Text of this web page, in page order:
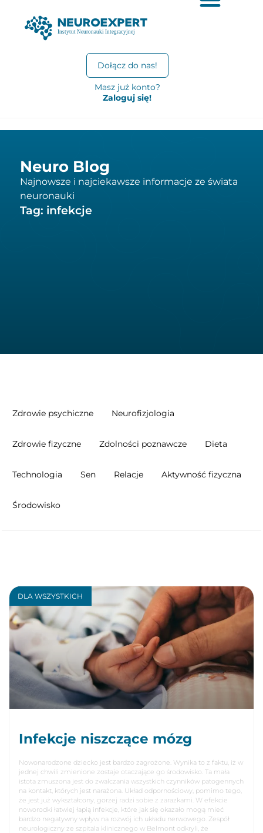
Dołącz do nas!
Masz już konto?
Zaloguj się!
Neuro Blog
Najnowsze i najciekawsze informacje ze świata
neuronauki
Tag: infekcje
Zdrowie psychiczne Neurofizjologia
Zdrowie fizyczne Zdolności poznawcze Dieta
Technologia Sen Relacje Aktywność fizyczna
Środowisko
DLA WSZYSTKICH
Infekcje niszczące mózg
Nowonarodzone dziecko jest bardzo zagrożone. Wynika to z faktu, iż w
jednej chwili zmienione zostaje otaczające go środowisko. Ta mała
istota zmuszona jest do zwalczania wszystkich czynników patogennych
na kontakt, których jest narażona. Układ odpornościowy, pomimo tego,
że jest już wykształcony, gorzej radzi sobie z zarazkami. W efekcie
noworodki łatwiej łapią infekcje, które jak się okazało mogą mieć
bardzo negatywny wpływ na rozwój ich układu nerwowego. Zespół
neurologiczny ze szpitala klinicznego w Belmont odkryli, że